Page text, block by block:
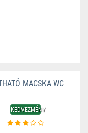
MACSKA WC
KEDVEZMÉNY